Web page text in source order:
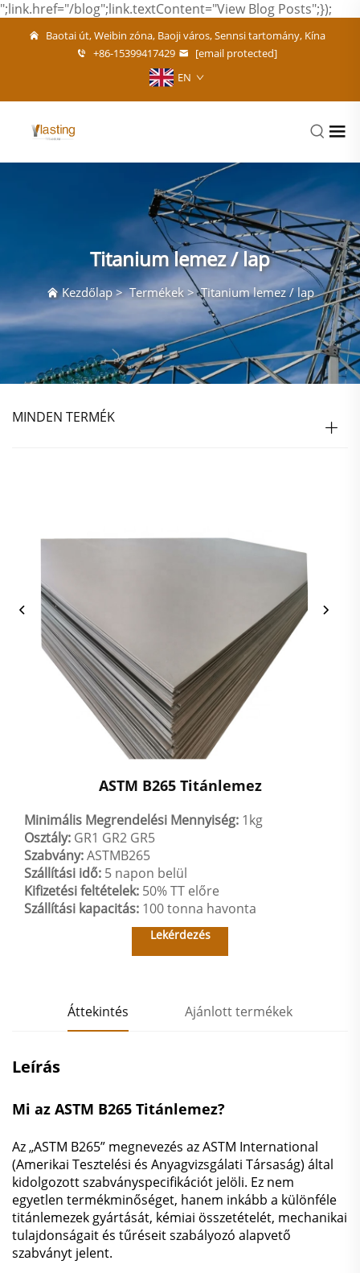
";link.href="/blog";link.textContent="View Blog Posts";});
Baotai út, Weibin zóna, Baoji város, Sennsi tartomány, Kína
+86-15399417429
[email protected]
EN
Titanium lemez / lap
Kezdőlap>Termékek>Titanium lemez / lap
MINDEN TERMÉK
ASTM B265 Titánlemez
Minimális Megrendelési Mennyiség: 1kg
Osztály: GR1 GR2 GR5
Szabvány:ASTMB265
Szállítási idő: 5 napon belül
Kifizetési feltételek: 50% TT előre
Szállítási kapacitás: 100 tonna havonta
Lekérdezés
Áttekintés Ajánlott termékek
Leírás
Mi az ASTM B265 Titánlemez?
Az „ASTM B265” megnevezés az ASTM International
(Amerikai Tesztelési és Anyagvizsgálati Társaság) által
kidolgozott szabványspecifikációt jelöli. Ez nem
egyetlen termékminőséget, hanem inkább a különféle
titánlemezek gyártását, kémiai összetételét, mechanikai
tulajdonságait és tűréseit szabályozó alapvető
szabványt jelent.